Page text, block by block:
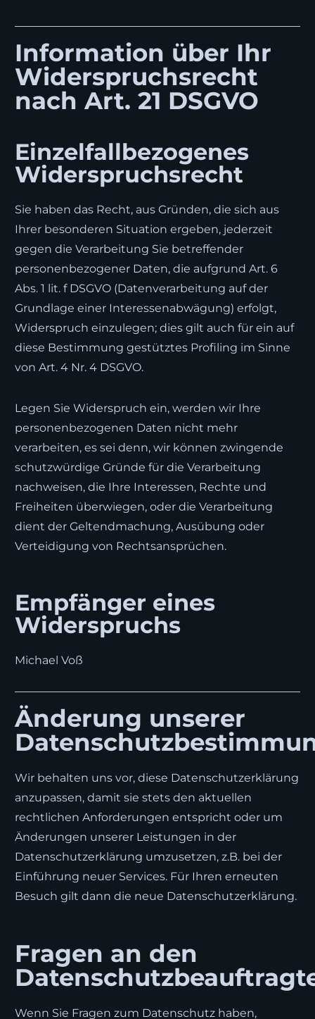
Information über Ihr
Widerspruchsrecht
nach Art. 21 DSGVO
Einzelfallbezogenes
Widerspruchsrecht
Sie haben das Recht, aus Gründen, die sich aus
Ihrer besonderen Situation ergeben, jederzeit
gegen die Verarbeitung Sie betreffender
personenbezogener Daten, die aufgrund Art. 6
Abs. 1 lit. f DSGVO (Datenverarbeitung auf der
Grundlage einer Interessenabwägung) erfolgt,
Widerspruch einzulegen; dies gilt auch für ein auf
diese Bestimmung gestütztes Profiling im Sinne
von Art. 4 Nr. 4 DSGVO.
Legen Sie Widerspruch ein, werden wir Ihre
personenbezogenen Daten nicht mehr
verarbeiten, es sei denn, wir können zwingende
schutzwürdige Gründe für die Verarbeitung
nachweisen, die Ihre Interessen, Rechte und
Freiheiten überwiegen, oder die Verarbeitung
dient der Geltendmachung, Ausübung oder
Verteidigung von Rechtsansprüchen.
Empfänger eines
Widerspruchs
Michael Voß
Änderung unserer
Wir behalten uns vor, diese Datenschutzerklärung
anzupassen, damit sie stets den aktuellen
rechtlichen Anforderungen entspricht oder um
Änderungen unserer Leistungen in der
Datenschutzerklärung umzusetzen, z.B. bei der
Einführung neuer Services. Für Ihren erneuten
Besuch gilt dann die neue Datenschutzerklärung.
Fragen an den
Wenn Sie Fragen zum Datenschutz haben,